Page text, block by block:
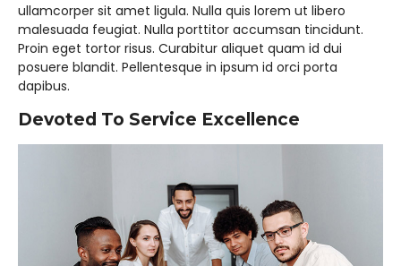
Peserta Didik
kurikulum skb kota samarinda20252026
JADWAL UJIAN SUMATIF TAHUN 2025/2026
ullamcorper sit amet ligula. Nulla quis lorem ut libero
malesuada feugiat. Nulla porttitor accumsan tincidunt.
Proin eget tortor risus. Curabitur aliquet quam id dui
posuere blandit. Pellentesque in ipsum id orci porta
dapibus.
Devoted To Service Excellence​